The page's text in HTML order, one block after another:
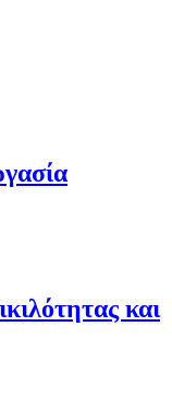
και